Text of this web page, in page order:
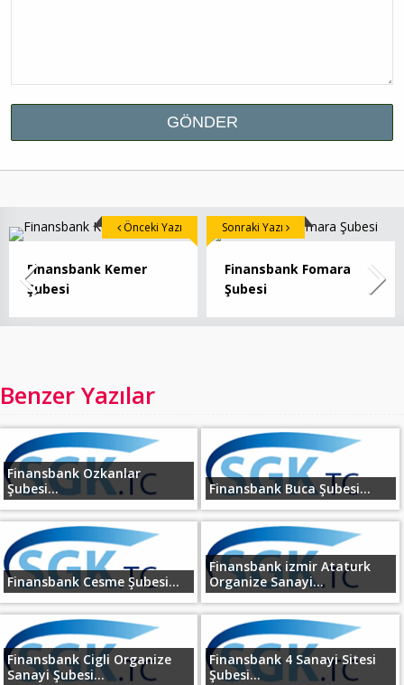
Finansbank Kemer
Şubesi
Önceki Yazı
Finansbank Fomara
Şubesi
Sonraki Yazı
Benzer Yazılar
Finansbank Ozkanlar
Şubesi...
Finansbank Buca Şubesi...
Finansbank Cesme Şubesi...
Finansbank izmir Ataturk
Organize Sanayi...
Finansbank Cigli Organize
Sanayi Şubesi...
Finansbank 4 Sanayi Sitesi
Şubesi...